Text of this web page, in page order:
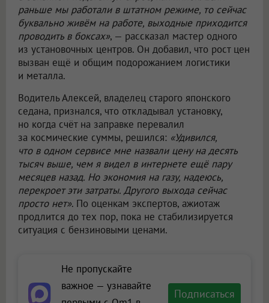
раньше мы работали в штатном режиме, то сейчас
буквально живём на работе, выходные приходится
проводить в боксах», — рассказал мастер одного
из установочных центров. Он добавил, что рост цен
вызван ещё и общим подорожанием логистики
и металла.
Водитель Алексей, владелец старого японского
седана, признался, что откладывал установку,
но когда счёт на заправке перевалил
за космические суммы, решился: «Удивился,
что в одном сервисе мне назвали цену на десять
тысяч выше, чем я видел в интернете ещё пару
месяцев назад. Но экономия на газу, надеюсь,
перекроет эти затраты. Другого выхода сейчас
просто нет». По оценкам экспертов, ажиотаж
продлится до тех пор, пока не стабилизируется
ситуация с бензиновыми ценами.
Не пропускайте
важное — узнавайте
Подписаться